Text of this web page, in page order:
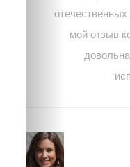
мой отзыв